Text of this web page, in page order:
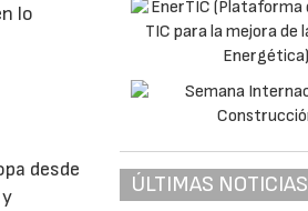
lo
desde
ÚLTIMAS NOTICIAS